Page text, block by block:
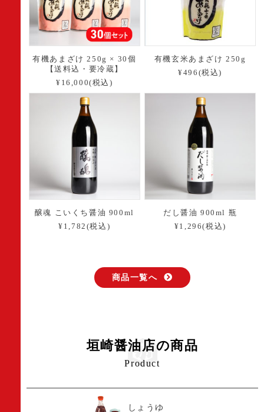
垣崎醤油店の商品
Product
しょうゆ
有機あまざけ 250g × 30個
【送料込・要冷蔵】
¥16,000(税込)
有機玄米あまざけ 250g
¥496(税込)
醸魂 こいくち醤油 900ml
¥1,782(税込)
だし醤油 900ml 瓶
¥1,296(税込)
商品一覧へ